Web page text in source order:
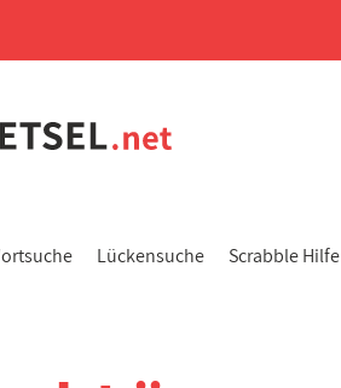
Lückensuche Scrabble Hilfe